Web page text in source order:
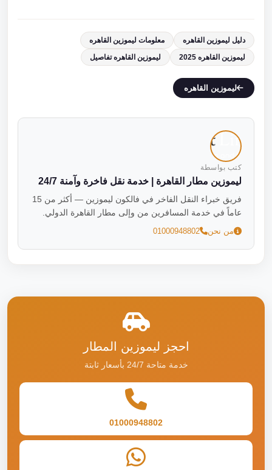
دليل ليموزين القاهره
معلومات ليموزين القاهره
ليموزين القاهره 2025
ليموزين القاهره تفاصيل
ليموزين القاهره
كتب بواسطة
ليموزين مطار القاهرة | خدمة نقل فاخرة وآمنة 24/7
فريق خبراء النقل الفاخر في فالكون ليموزين — أكثر من 15
عاماً في خدمة المسافرين من وإلى مطار القاهرة الدولي.
من نحن 01000948802
احجز ليموزين المطار
خدمة متاحة 24/7 بأسعار ثابتة
01000948802